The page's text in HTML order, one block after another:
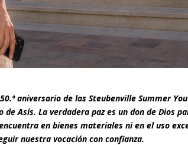
aniversario de las Steubenville Summer
de Asís. La verdadera paz es un don de Dios
en bienes materiales ni en el uso
nuestra vocación con confianza.